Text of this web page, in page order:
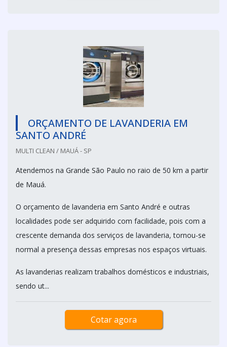
ORÇAMENTO DE LAVANDERIA EM
SANTO ANDRÉ
MULTI CLEAN / MAUÁ - SP
Atendemos na Grande São Paulo no raio de 50 km a partir
de Mauá.
O orçamento de lavanderia em Santo André e outras
localidades pode ser adquirido com facilidade, pois com a
crescente demanda dos serviços de lavanderia, tornou-se
normal a presença dessas empresas nos espaços virtuais.
As lavanderias realizam trabalhos domésticos e industriais,
sendo ut...
Cotar agora